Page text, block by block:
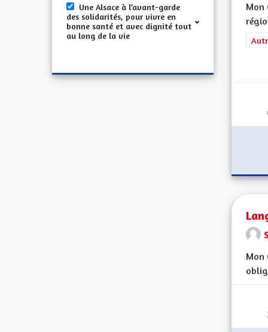
Une Alsace à l’avant-garde
des solidarités, pour vivre en
bonne santé et avec dignité tout
au long de la vie
Mon
Mon